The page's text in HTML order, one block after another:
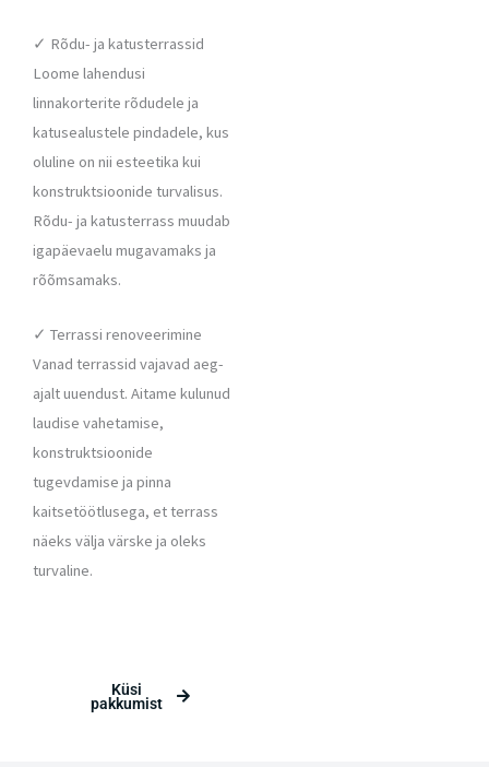
✓ Rõdu- ja katusterrassid
Loome lahendusi
linnakorterite rõdudele ja
katusealustele pindadele, kus
oluline on nii esteetika kui
konstruktsioonide turvalisus.
Rõdu- ja katusterrass muudab
igapäevaelu mugavamaks ja
rõõmsamaks.
✓ Terrassi renoveerimine
Vanad terrassid vajavad aeg-
ajalt uuendust. Aitame kulunud
laudise vahetamise,
konstruktsioonide
tugevdamise ja pinna
kaitsetöötlusega, et terrass
näeks välja värske ja oleks
turvaline.
Küsi
pakkumist